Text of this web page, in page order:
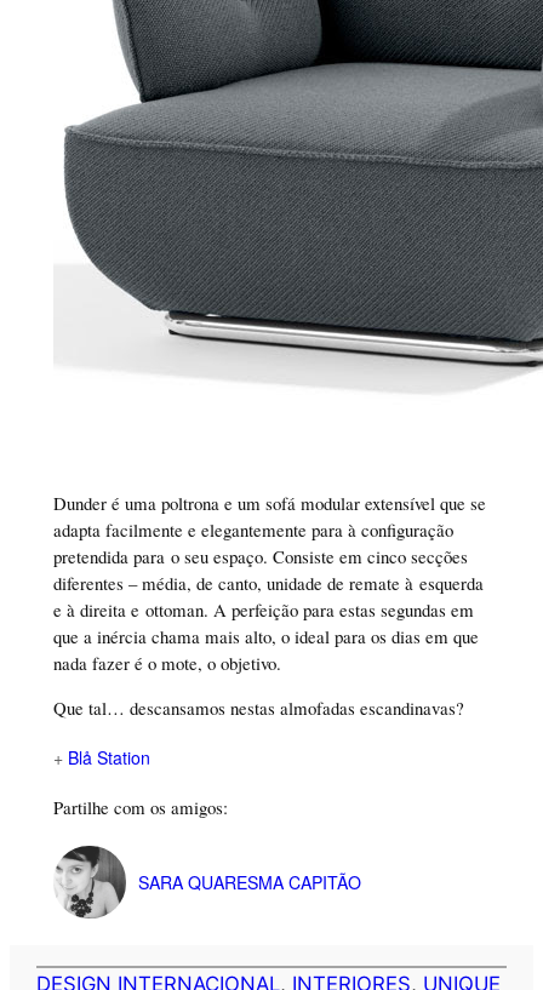
Dunder é uma poltrona e um sofá modular extensível que se
adapta facilmente e elegantemente para à configuração
pretendida para o seu espaço. Consiste em cinco secções
diferentes – média, de canto, unidade de remate à esquerda
e à direita e ottoman. A perfeição para estas segundas em
que a inércia chama mais alto, o ideal para os dias em que
nada fazer é o mote, o objetivo.
Que tal… descansamos nestas almofadas escandinavas?
+ Blå Station
Partilhe com os amigos:
SARA QUARESMA CAPITÃO
DESIGN INTERNACIONAL, INTERIORES, UNIQUE